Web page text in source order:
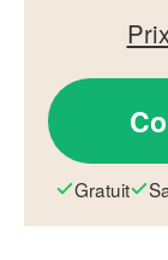
Gratuit